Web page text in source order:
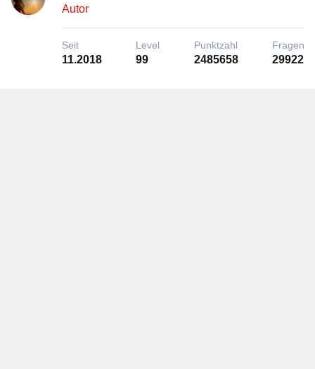
Autor
Seit
11.2018
Level
99
Punktzahl
2485658
Fragen
29922